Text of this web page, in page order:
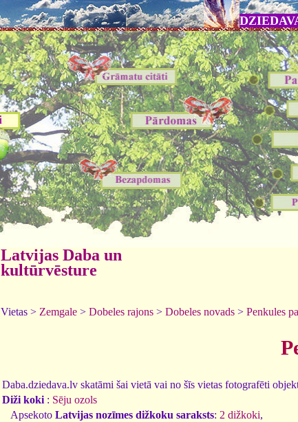
Latvijas Daba un
kultūrvēsture
Vietas > Zemgale > Dobeles rajons > Dobeles novads > Penkules
Daba.dziedava.lv skatāmi šai vietā vai no šīs vietas fotografēti
Diži koki : Sēju ozols
Apsekoto Latvijas nozīmes dižkoku saraksts: 2 dižkoki,